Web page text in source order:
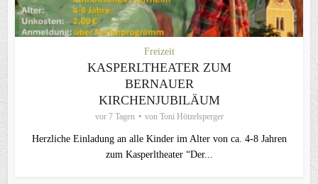
Freizeit
KASPERLTHEATER ZUM
BERNAUER
KIRCHENJUBILÄUM
vor 7 Tagen von Toni Hötzelsperger
Herzliche Einladung an alle Kinder im Alter von ca. 4-8 Jahren
zum Kasperltheater “Der...